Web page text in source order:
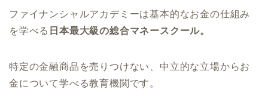
ファイナンシャルアカデミーは基本的なお金の仕組み
を学べる 日本最大級の総合マネースクール。
特定の金融商品を売りつけない、中立的な立場からお
金について学べる教育機関です。